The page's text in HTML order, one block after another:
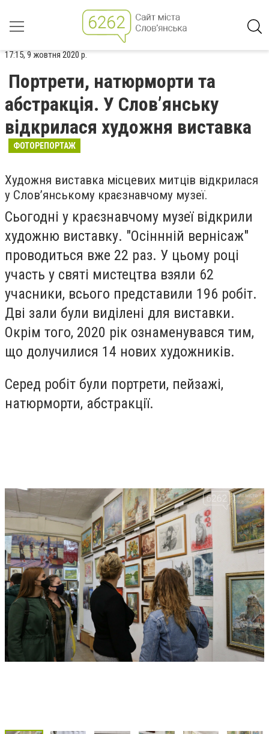
17:15, 9 жовтня 2020 р.
Портрети, натюрморти та
абстракція. У Слов’янську
відкрилася художня виставка
ФОТОРЕПОРТАЖ
Художня виставка місцевих митців відкрилася
у Слов’янському краєзнавчому музеї.
Сьогодні у краєзнавчому музеї відкрили
художню виставку. "Осіннній вернісаж"
проводиться вже 22 раз. У цьому році
участь у святі мистецтва взяли 62
учасники, всього представили 196 робіт.
Дві зали були виділені для виставки.
Окрім того, 2020 рік ознаменувався тим,
що долучилися 14 нових художників.
Серед робіт були портрети, пейзажі,
натюрморти, абстракції.